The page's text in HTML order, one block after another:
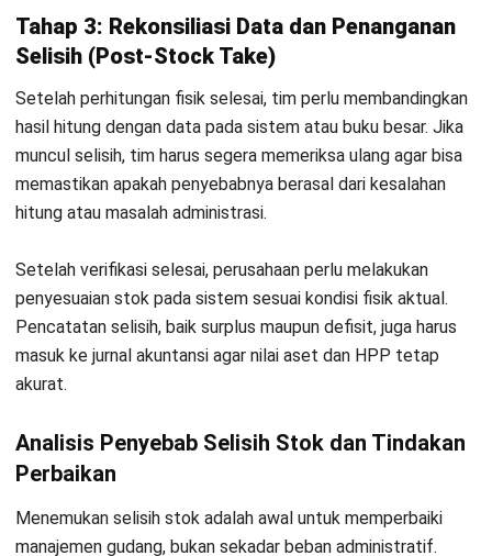
maupun operasional harian. Oleh karena itu, perusahaan
sebaiknya memilih periode saat beban kerja gudang berada
periode akuntansi, atau saat volume transaksi sedang turun.
Selain itu, frekuensi pelaksanaan perlu menyesuaikan
karakteristik barang. Barang
fast moving
sebaiknya terdata lebih sering karena risikonya lebih besar
dengan nilai rendah dapat memiliki penjadwalan
yang lebih jarang agar sumber daya tetap efisien.
Apa Metode Stock Opname yang
Tidak semua metode stock opname cocok untuk setiap
gudang. Pemilihan pendekatan yang tepat perlu
mempertimbangkan kondisi operasional, seperti jumlah SKU,
kompleksitas lokasi, dan tingkat risiko selisih stok. Kerangka